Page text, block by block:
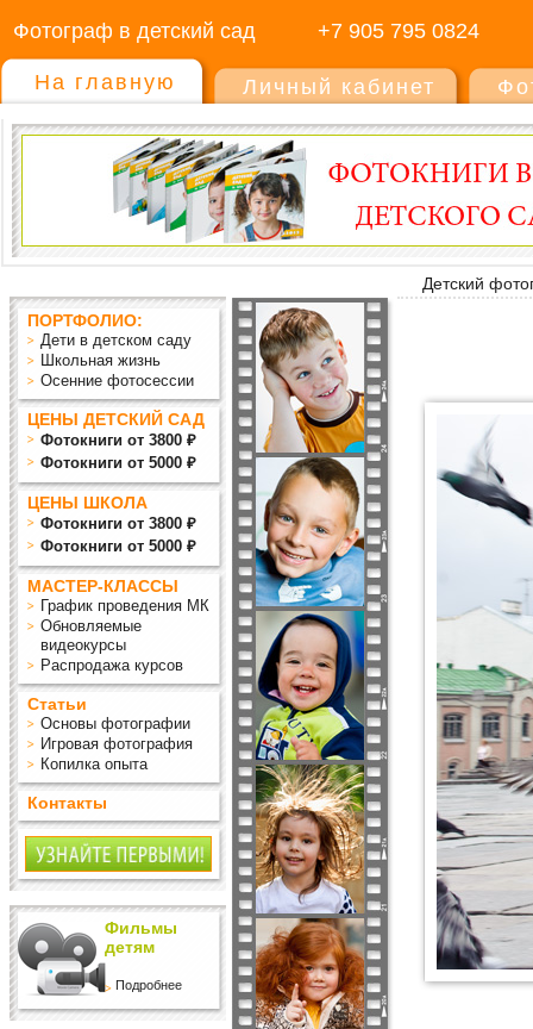
Фотограф в детский сад +7 905 795 0824
На главную Личный кабинет
Детский
ПОРТФОЛИО:
Дети в детском саду
Школьная жизнь
Осенние фотосессии
ЦЕНЫ ДЕТСКИЙ САД
Фотокниги от 3800 ₽
Фотокниги от 5000 ₽
ЦЕНЫ ШКОЛА
Фотокниги от 3800 ₽
Фотокниги от 5000 ₽
МАСТЕР-КЛАССЫ
График проведения МК
Обновляемые
видеокурсы
Распродажа курсов
Статьи
Основы фотографии
Игровая фотография
Копилка опыта
Контакты
Фильмы
детям
Подробнее